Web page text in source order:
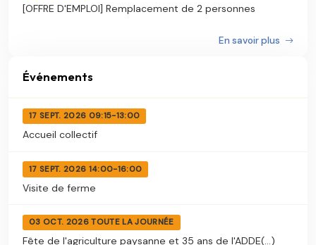
[OFFRE D'EMPLOI] Remplacement de 2 personnes
En savoir plus
Événements
17 SEPT. 2026 09:15-13:00
Accueil collectif
17 SEPT. 2026 14:00-16:00
Visite de ferme
03 OCT. 2026 TOUTE LA JOURNÉE
Fête de l'agriculture paysanne et 35 ans de l'ADDE(...)